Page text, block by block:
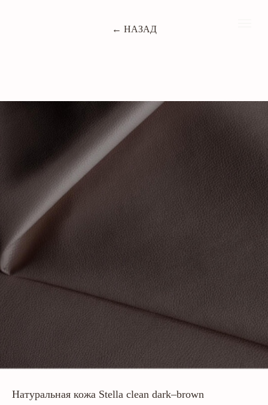
← НАЗАД
Натуральная кожа Stella clean dark–brown